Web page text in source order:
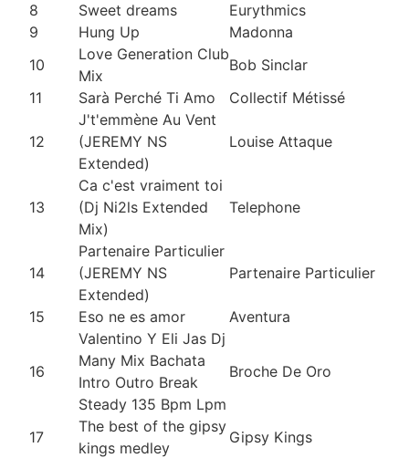
8
Sweet dreams
Eurythmics
9
Hung Up
Madonna
10
Love Generation Club
Mix
Bob Sinclar
11
Sarà Perché Ti Amo Collectif Métissé
12
J't'emmène Au Vent
(JEREMY NS
Extended)
Louise Attaque
13
Ca c'est vraiment toi
(Dj Ni2ls Extended
Mix)
Telephone
14
Partenaire Particulier
(JEREMY NS
Extended)
Partenaire Particulier
15 Eso ne es amor Aventura
16
Valentino Y Eli Jas Dj
Many Mix Bachata
Intro Outro Break
Steady 135 Bpm Lpm
Broche De Oro
17
The best of the gipsy
kings medley
Gipsy Kings